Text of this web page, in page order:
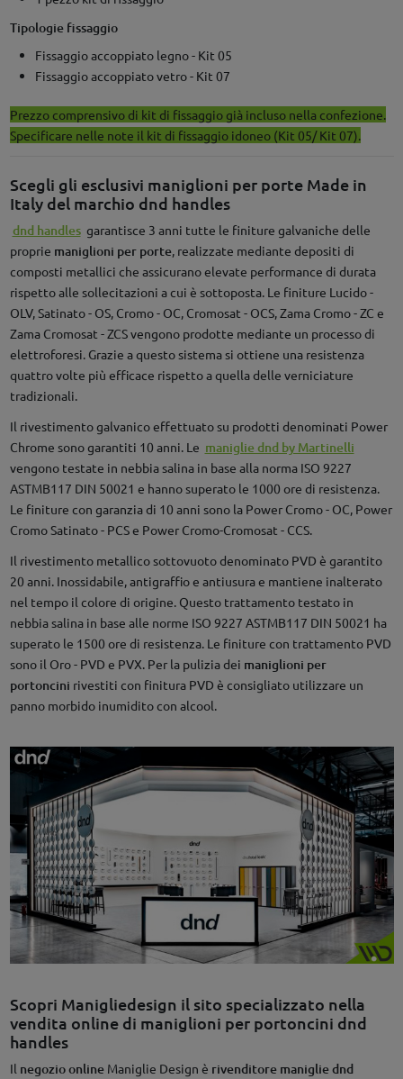
Tipologie fissaggio
Fissaggio accoppiato legno - Kit 05
Fissaggio accoppiato vetro - Kit 07
Prezzo comprensivo di kit di fissaggio già incluso nella confezione.
Specificare nelle note il kit di fissaggio idoneo (Kit 05/ Kit 07).
Scegli gli esclusivi maniglioni per porte Made in
Italy del marchio dnd handles
dnd handles garantisce 3 anni tutte le finiture galvaniche delle
proprie maniglioni per porte, realizzate mediante depositi di
composti metallici che assicurano elevate performance di durata
rispetto alle sollecitazioni a cui è sottoposta. Le finiture Lucido -
OLV, Satinato - OS, Cromo - OC, Cromosat - OCS, Zama Cromo - ZC e
Zama Cromosat - ZCS vengono prodotte mediante un processo di
elettroforesi. Grazie a questo sistema si ottiene una resistenza
quattro volte più efficace rispetto a quella delle verniciature
tradizionali.
Il rivestimento galvanico effettuato su prodotti denominati Power
Chrome sono garantiti 10 anni. Le maniglie dnd by Martinelli
vengono testate in nebbia salina in base alla norma ISO 9227
ASTMB117 DIN 50021 e hanno superato le 1000 ore di resistenza.
Le finiture con garanzia di 10 anni sono la Power Cromo - OC, Power
Cromo Satinato - PCS e Power Cromo-Cromosat - CCS.
Il rivestimento metallico sottovuoto denominato PVD è garantito
20 anni. Inossidabile, antigraffio e antiusura e mantiene inalterato
nel tempo il colore di origine. Questo trattamento testato in
nebbia salina in base alle norme ISO 9227 ASTMB117 DIN 50021 ha
superato le 1500 ore di resistenza. Le finiture con trattamento PVD
sono il Oro - PVD e PVX. Per la pulizia dei maniglioni per
portoncini rivestiti con finitura PVD è consigliato utilizzare un
panno morbido inumidito con alcool.
Scopri Manigliedesign il sito specializzato nella
vendita online di maniglioni per portoncini dnd
handles
Il negozio onlineManiglie Design è rivenditore maniglie dnd